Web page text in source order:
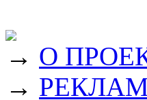
→ О
→